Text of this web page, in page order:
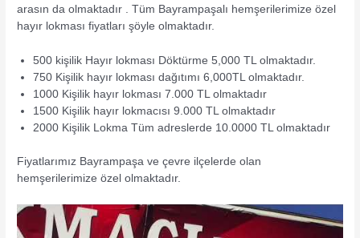
arasın da olmaktadır . Tüm Bayrampaşalı hemşerilerimize özel
hayır lokması fiyatları şöyle olmaktadır.
500 kişilik Hayır lokması Döktürme 5,000 TL olmaktadır.
750 Kişilik hayır lokması dağıtımı 6,000TL olmaktadır.
1000 Kişilik hayır lokması 7.000 TL olmaktadır
1500 Kişilik hayır lokmacısı 9.000 TL olmaktadır
2000 Kişilik Lokma Tüm adreslerde 10.0000 TL olmaktadır
Fiyatlarımız Bayrampaşa ve çevre ilçelerde olan
hemşerilerimize özel olmaktadır.